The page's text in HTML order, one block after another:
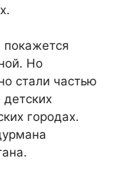
Но
стали частью
городах.